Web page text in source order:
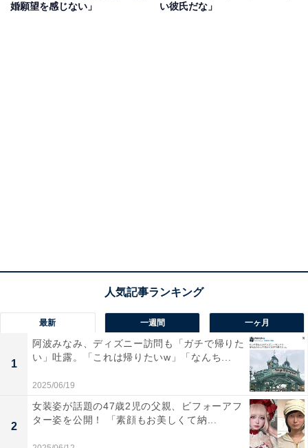
婚願望を感じない」
い彼氏だな」
最新 一週間 一ヶ月
1
阿波みなみ、ディズニー訪問も「ガチで帰りた
い」吐露。「これは帰りたいw」「なんち...
2025/06/19
2
女装姿が話題の47歳2児の父親、ビフォーアフ
ター姿を公開！ 「素顔もお美しくて納...